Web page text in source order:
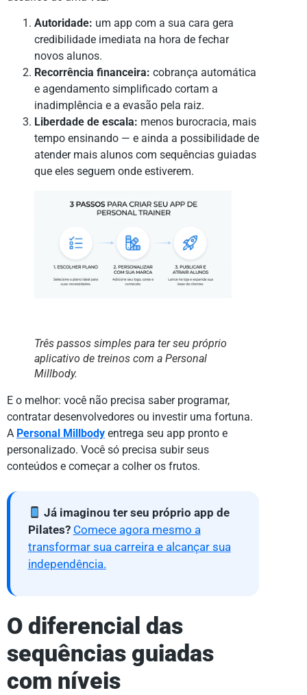
Autoridade: um app com a sua cara gera
credibilidade imediata na hora de fechar
novos alunos.
Recorrência financeira: cobrança automática
e agendamento simplificado cortam a
inadimplência e a evasão pela raiz.
Liberdade de escala: menos burocracia, mais
tempo ensinando — e ainda a possibilidade de
atender mais alunos com sequências guiadas
que eles seguem onde estiverem.
Três passos simples para ter seu próprio
aplicativo de treinos com a Personal
Millbody.
E o melhor: você não precisa saber programar,
contratar desenvolvedores ou investir uma fortuna.
A Personal Millbody entrega seu app pronto e
personalizado. Você só precisa subir seus
conteúdos e começar a colher os frutos.
Já imaginou ter seu próprio app de
Pilates? Comece agora mesmo a
transformar sua carreira e alcançar sua
independência.
O diferencial das
sequências guiadas
com níveis